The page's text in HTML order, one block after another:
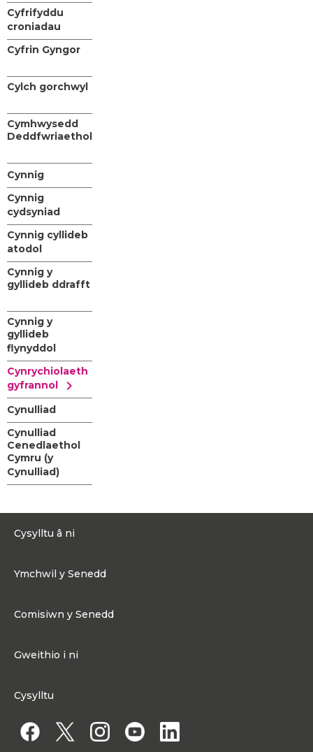
Cyfrifyddu
croniadau
Cyfrin Gyngor
Cylch gorchwyl
Cymhwysedd
Deddfwriaethol
Cynnig
Cynnig
cydsyniad
Cynnig cyllideb
atodol
Cynnig y
gyllideb ddrafft
Cynnig y
gyllideb
flynyddol
Cynrychiolaeth
gyfrannol
chevron_right
Cynulliad
Cynulliad
Cenedlaethol
Cymru (y
Cynulliad)
Cysylltu â ni
Cysylltu â Senedd Cymru
Ymchwil y Senedd
Comisiwn y Senedd
Fframwaith Llywodraethu Corfforaethol y Comisiwn
Gweithio i ni
Gweithio i Aelod o'r Senedd
Cysylltu